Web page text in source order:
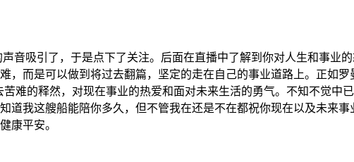
音吸引了，于是点下了关注。后面在直播中了解到你对人生和事业
，而是可以做到将过去翻篇，坚定的走在自己的事业道路上。正如
难的释然，对现在事业的热爱和面对未来生活的勇气。不知不觉
道我这艘船能陪你多久，但不管我在还是不在都祝你现在以及未来
康平安。